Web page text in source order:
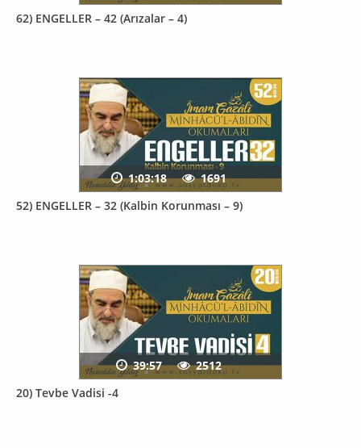
62) ENGELLER – 42 (Arızalar – 4)
52) ENGELLER – 32 (Kalbin Korunması – 9)
1:03:18 1691
20) Tevbe Vadisi -4
39:57 2512